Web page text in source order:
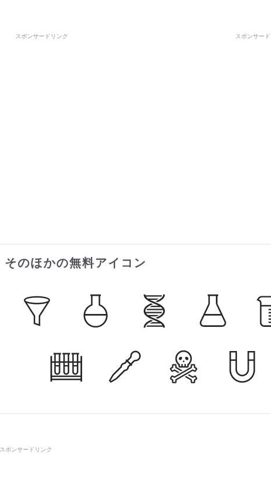
スポンサードリンク スポンサー
そのほかの無料アイコン
スポンサードリンク